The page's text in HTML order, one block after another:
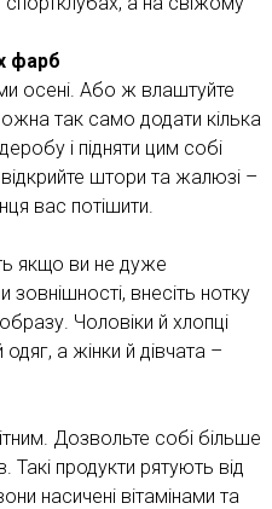
фарб
осені. Або ж влаштуйте
так само додати кілька
і підняти цим собі
штори та жалюзі –
вас потішити.
якщо ви не дуже
зовнішності, внесіть нотку
Чоловіки й хлопці
а жінки й дівчата –
Дозвольте собі більше
продукти рятують від
насичені вітамінами та